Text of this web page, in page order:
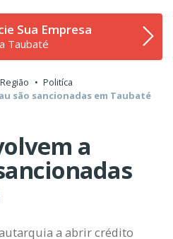
Sua Empresa
Taubaté
Politíca
são sancionadas em Taubaté
a
a abrir crédito